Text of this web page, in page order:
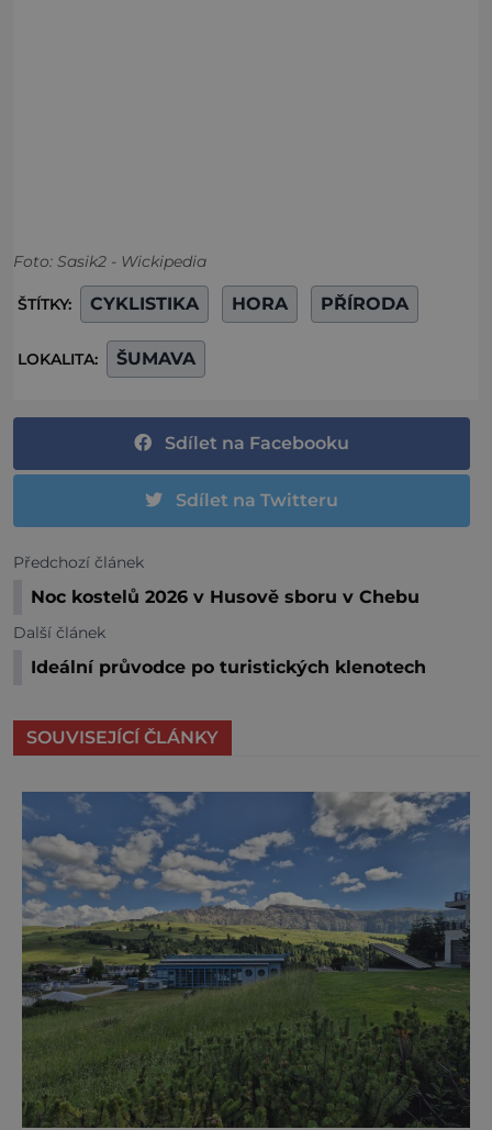
Foto: Sasik2 - Wickipedia
ŠTÍTKY: CYKLISTIKA HORA PŘÍRODA
LOKALITA: ŠUMAVA
Sdílet na Facebooku
Sdílet na Twitteru
Předchozí článek
Noc kostelů 2026 v Husově sboru v Chebu
Další článek
Ideální průvodce po turistických klenotech
SOUVISEJÍCÍ ČLÁNKY